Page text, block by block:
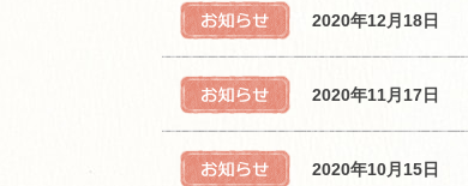
2020年12月18日
2020年11月17日
2020年10月15日